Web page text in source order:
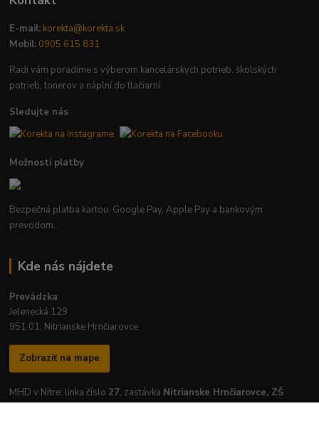
E-mail: korekta@korekta.sk
Mobil: 0905 615 831
Radi vám poradíme s výberom kancelárskych potrieb, školských
potrieb, tonerov a náplní do tlačiarní.
Sledujte nás
Možnosti platby
Bezpečná platba kartou, Google Pay, Apple Pay a bankovým
prevodom.
Kde nás nájdete
Prevádzka:
Jelenecká 129
951 01, Nitrianske Hrnčiarovce
Zobraziť na mape
MHD v Nitre: linka číslo 27, zastávka Nitrianske Hrnčiarovce, ZŠ